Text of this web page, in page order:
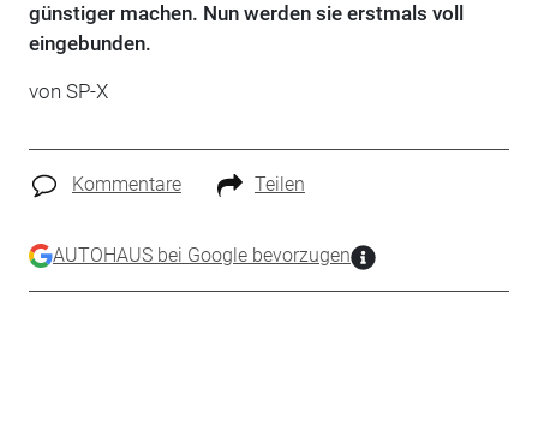
günstiger machen. Nun werden sie erstmals voll
eingebunden.
von SP-X
Kommentare Teilen
AUTOHAUS bei Google bevorzugen